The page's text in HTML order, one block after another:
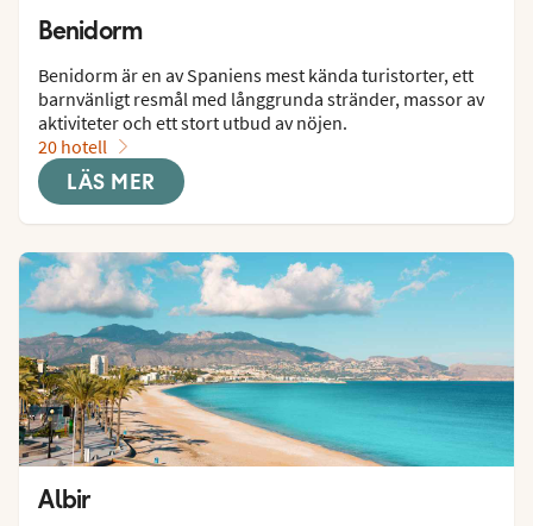
Benidorm
Benidorm är en av Spaniens mest kända turistorter, ett
barnvänligt resmål med långgrunda stränder, massor av
aktiviteter och ett stort utbud av nöjen.
20 hotell
LÄS MER
Albir